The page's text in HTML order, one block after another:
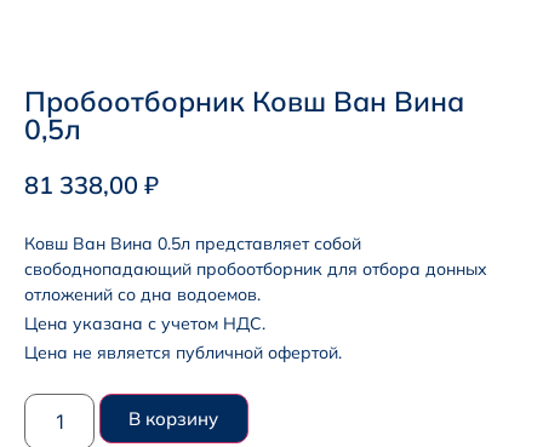
Пробоотборник Ковш Ван Вина
0,5л
81 338,00 ₽
Ковш Ван Вина 0.5л представляет собой
свободнопадающий пробоотборник для отбора донных
отложений со дна водоемов.
Цена указана с учетом НДС.
Цена не является публичной офертой.
В корзину